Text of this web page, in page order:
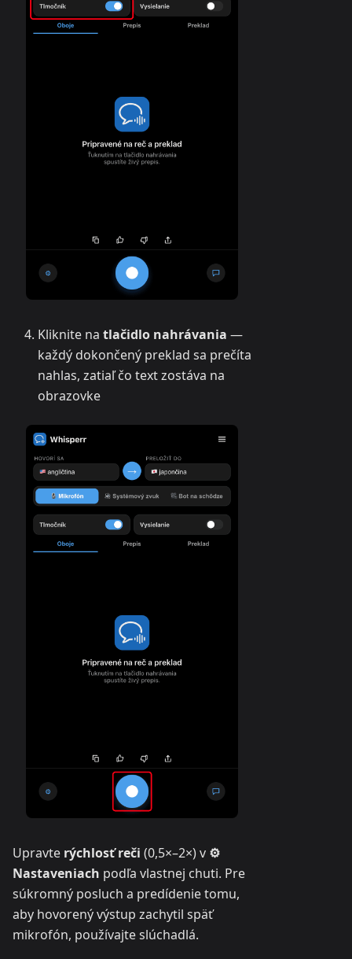
Kliknite na tlačidlo nahrávania —
každý dokončený preklad sa prečíta
nahlas, zatiaľ čo text zostáva na
obrazovke
Upravte rýchlosť reči (0,5×–2×) v ⚙
Nastaveniach podľa vlastnej chuti. Pre
súkromný posluch a predídenie tomu,
aby hovorený výstup zachytil späť
mikrofón, používajte slúchadlá.